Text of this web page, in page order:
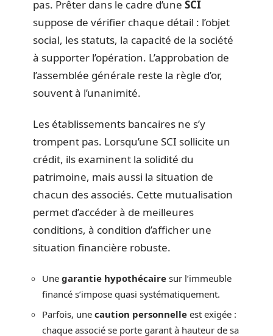
pas. Prêter dans le cadre d’une SCI
suppose de vérifier chaque détail : l’objet
social, les statuts, la capacité de la société
à supporter l’opération. L’approbation de
l’assemblée générale reste la règle d’or,
souvent à l’unanimité.
Les établissements bancaires ne s’y
trompent pas. Lorsqu’une SCI sollicite un
crédit, ils examinent la solidité du
patrimoine, mais aussi la situation de
chacun des associés. Cette mutualisation
permet d’accéder à de meilleures
conditions, à condition d’afficher une
situation financière robuste.
Une garantie hypothécaire sur l’immeuble
financé s’impose quasi systématiquement.
Parfois, une caution personnelle est exigée :
chaque associé se porte garant à hauteur de sa